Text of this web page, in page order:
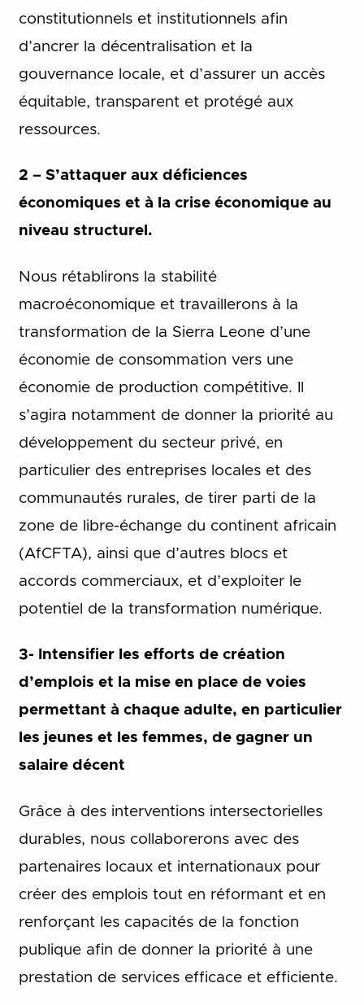
constitutionnels et institutionnels afin
d’ancrer la décentralisation et la
gouvernance locale, et d’assurer un accès
équitable, transparent et protégé aux
ressources.
2 – S’attaquer aux déficiences
économiques et à la crise économique au
niveau structurel.
Nous rétablirons la stabilité
macroéconomique et travaillerons à la
transformation de la Sierra Leone d’une
économie de consommation vers une
économie de production compétitive. Il
s’agira notamment de donner la priorité au
développement du secteur privé, en
particulier des entreprises locales et des
communautés rurales, de tirer parti de la
zone de libre-échange du continent africain
(AfCFTA), ainsi que d’autres blocs et
accords commerciaux, et d’exploiter le
potentiel de la transformation numérique.
3- Intensifier les efforts de création
d’emplois et la mise en place de voies
permettant à chaque adulte, en particulier
les jeunes et les femmes, de gagner un
salaire décent
Grâce à des interventions intersectorielles
durables, nous collaborerons avec des
partenaires locaux et internationaux pour
créer des emplois tout en réformant et en
renforçant les capacités de la fonction
publique afin de donner la priorité à une
prestation de services efficace et efficiente.